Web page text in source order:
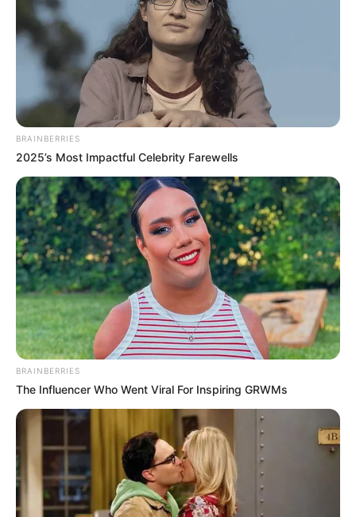
BRAINBERRIES
2025’s Most Impactful Celebrity Farewells
BRAINBERRIES
The Influencer Who Went Viral For Inspiring GRWMs